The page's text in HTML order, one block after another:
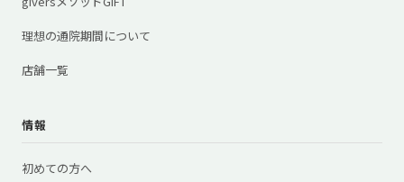
理想の通院期間について
店舗一覧
情報
初めての方へ